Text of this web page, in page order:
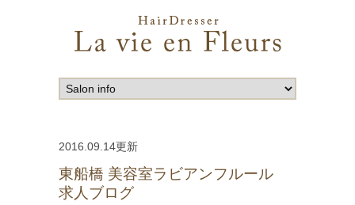
2016.09.14更新
東船橋 美容室ラビアンフルール
求人ブログ